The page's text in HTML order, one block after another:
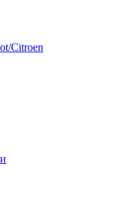
Citroen